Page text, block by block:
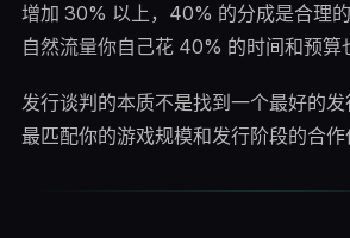
增加 30% 以上，40% 的分成是合理
自然流量你自己花 40% 的时间和预算
发行谈判的本质不是找到一个最好的
最匹配你的游戏规模和发行阶段的合作